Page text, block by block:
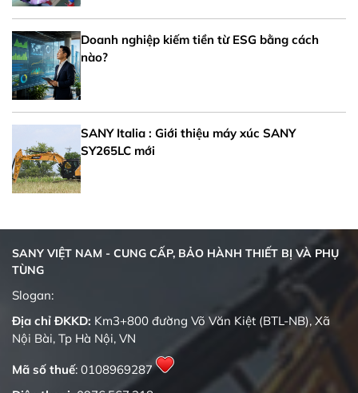
Doanh nghiệp kiếm tiền từ ESG bằng cách
nào?
SANY Italia : Giới thiệu máy xúc SANY
SY265LC mới
SANY VIỆT NAM - CUNG CẤP, BẢO HÀNH THIẾT BỊ VÀ PHỤ
TÙNG
Slogan:
Địa chỉ ĐKKD: Km3+800 đường Võ Văn Kiệt (BTL-NB), Xã
Nội Bài, Tp Hà Nội, VN
Mã số thuế: 0108969287